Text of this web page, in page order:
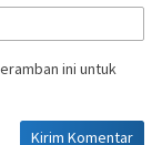
ini untuk